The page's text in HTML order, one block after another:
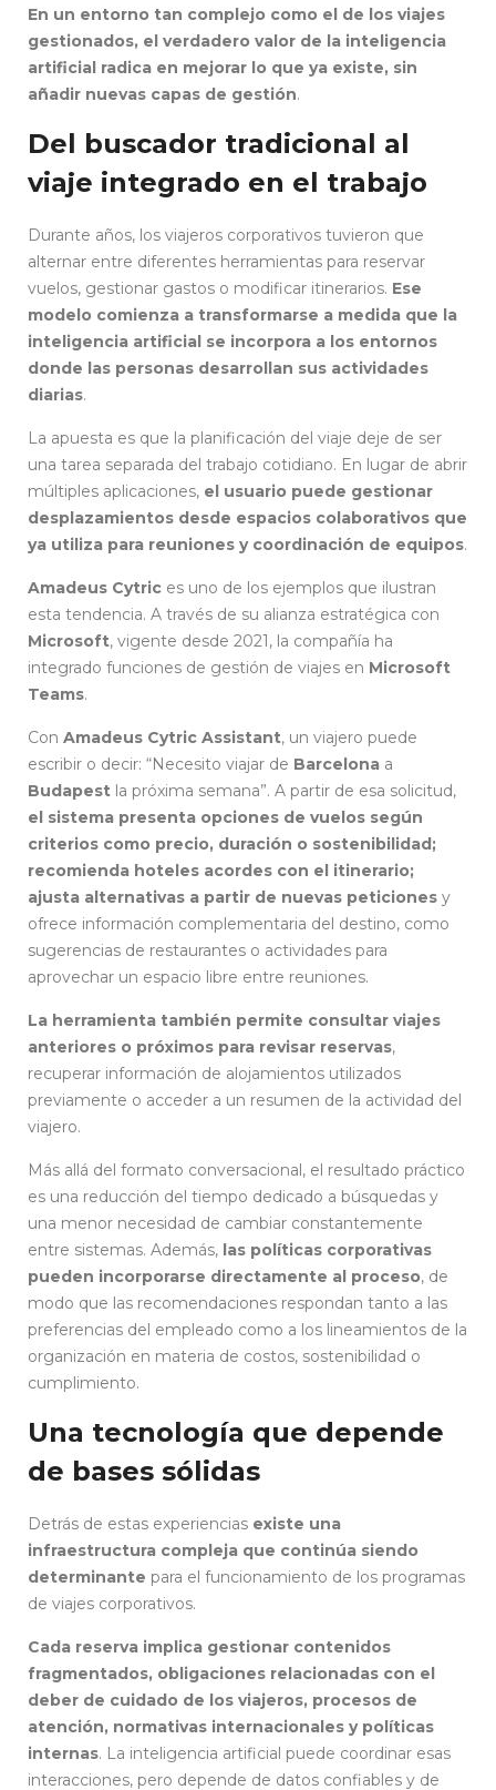
En un entorno tan complejo como el de los viajes
gestionados, el verdadero valor de la inteligencia
artificial radica en mejorar lo que ya existe, sin
añadir nuevas capas de gestión.
Del buscador tradicional al
viaje integrado en el trabajo
Durante años, los viajeros corporativos tuvieron que
alternar entre diferentes herramientas para reservar
vuelos, gestionar gastos o modificar itinerarios. Ese
modelo comienza a transformarse a medida que la
inteligencia artificial se incorpora a los entornos
donde las personas desarrollan sus actividades
diarias.
La apuesta es que la planificación del viaje deje de ser
una tarea separada del trabajo cotidiano. En lugar de abrir
múltiples aplicaciones, el usuario puede gestionar
desplazamientos desde espacios colaborativos que
ya utiliza para reuniones y coordinación de equipos.
Amadeus Cytric es uno de los ejemplos que ilustran
esta tendencia. A través de su alianza estratégica con
Microsoft, vigente desde 2021, la compañía ha
integrado funciones de gestión de viajes en Microsoft
Teams.
Con Amadeus Cytric Assistant, un viajero puede
escribir o decir: “Necesito viajar de Barcelona a
Budapest la próxima semana”. A partir de esa solicitud,
el sistema presenta opciones de vuelos según
criterios como precio, duración o sostenibilidad;
recomienda hoteles acordes con el itinerario;
ajusta alternativas a partir de nuevas peticiones y
ofrece información complementaria del destino, como
sugerencias de restaurantes o actividades para
aprovechar un espacio libre entre reuniones.
La herramienta también permite consultar viajes
anteriores o próximos para revisar reservas,
recuperar información de alojamientos utilizados
previamente o acceder a un resumen de la actividad del
viajero.
Más allá del formato conversacional, el resultado práctico
es una reducción del tiempo dedicado a búsquedas y
una menor necesidad de cambiar constantemente
entre sistemas. Además, las políticas corporativas
pueden incorporarse directamente al proceso, de
modo que las recomendaciones respondan tanto a las
preferencias del empleado como a los lineamientos de la
organización en materia de costos, sostenibilidad o
cumplimiento.
Una tecnología que depende
de bases sólidas
Detrás de estas experiencias existe una
infraestructura compleja que continúa siendo
determinante para el funcionamiento de los programas
de viajes corporativos.
Cada reserva implica gestionar contenidos
fragmentados, obligaciones relacionadas con el
deber de cuidado de los viajeros, procesos de
atención, normativas internacionales y políticas
internas. La inteligencia artificial puede coordinar esas
interacciones, pero depende de datos confiables y de